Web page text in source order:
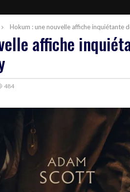
Hokum : une nouvelle affiche inquiétante
affiche
484